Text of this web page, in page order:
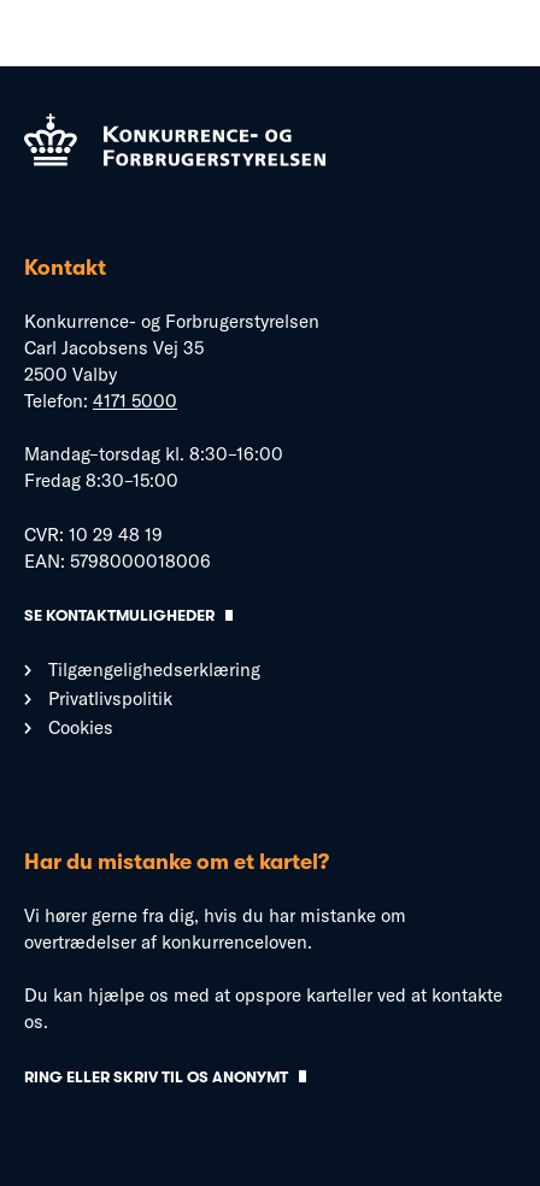
Kontakt
Konkurrence- og Forbrugerstyrelsen
Carl Jacobsens Vej 35
2500 Valby
Telefon: 4171 5000
Mandag–torsdag kl. 8:30–16:00
Fredag 8:30–15:00
CVR: 10 29 48 19
EAN: 5798000018006
SE KONTAKTMULIGHEDER
Tilgængelighedserklæring
Privatlivspolitik
Cookies
Har du mistanke om et kartel?
Vi hører gerne fra dig, hvis du har mistanke om
overtrædelser af konkurrenceloven.
Du kan hjælpe os med at opspore karteller ved at kontakte
os.
RING ELLER SKRIV TIL OS ANONYMT